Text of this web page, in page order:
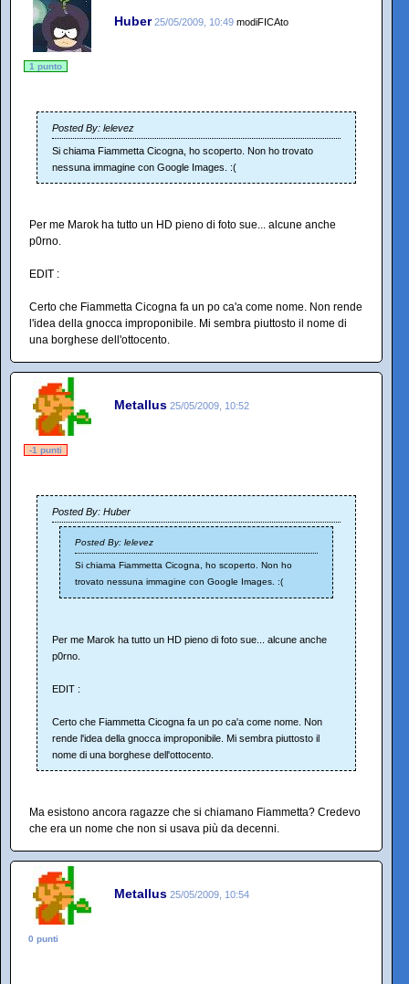
Huber 25/05/2009, 10:49 modiFICAto
1 punto
Posted By: lelevez
Si chiama Fiammetta Cicogna, ho scoperto. Non ho trovato
nessuna immagine con Google Images. :(
Per me Marok ha tutto un HD pieno di foto sue... alcune anche
p0rno.
EDIT :
Certo che Fiammetta Cicogna fa un po ca'a come nome. Non rende
l'idea della gnocca improponibile. Mi sembra piuttosto il nome di
una borghese dell'ottocento.
Metallus 25/05/2009, 10:52
-1 punti
Posted By: Huber
Posted By: lelevez
Si chiama Fiammetta Cicogna, ho scoperto. Non ho
trovato nessuna immagine con Google Images. :(
Per me Marok ha tutto un HD pieno di foto sue... alcune anche
p0rno.
EDIT :
Certo che Fiammetta Cicogna fa un po ca'a come nome. Non
rende l'idea della gnocca improponibile. Mi sembra piuttosto il
nome di una borghese dell'ottocento.
Ma esistono ancora ragazze che si chiamano Fiammetta? Credevo
che era un nome che non si usava più da decenni.
Metallus 25/05/2009, 10:54
0 punti